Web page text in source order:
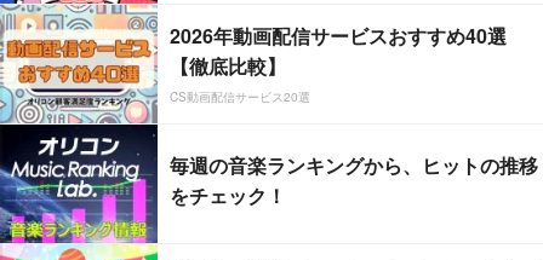
2026年動画配信サービスおすすめ40選
【徹底比較】
CS動画配信サービス20選
毎週の音楽ランキングから、ヒットの推移
をチェック！